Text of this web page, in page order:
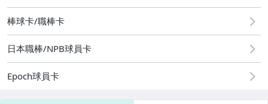
棒球卡/職棒卡
日本職棒/NPB球員卡
Epoch球員卡